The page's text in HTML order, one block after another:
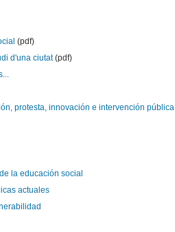
(pdf)
d'una ciutat(pdf)
protesta, innovación e intervención pública
la educación social
actuales